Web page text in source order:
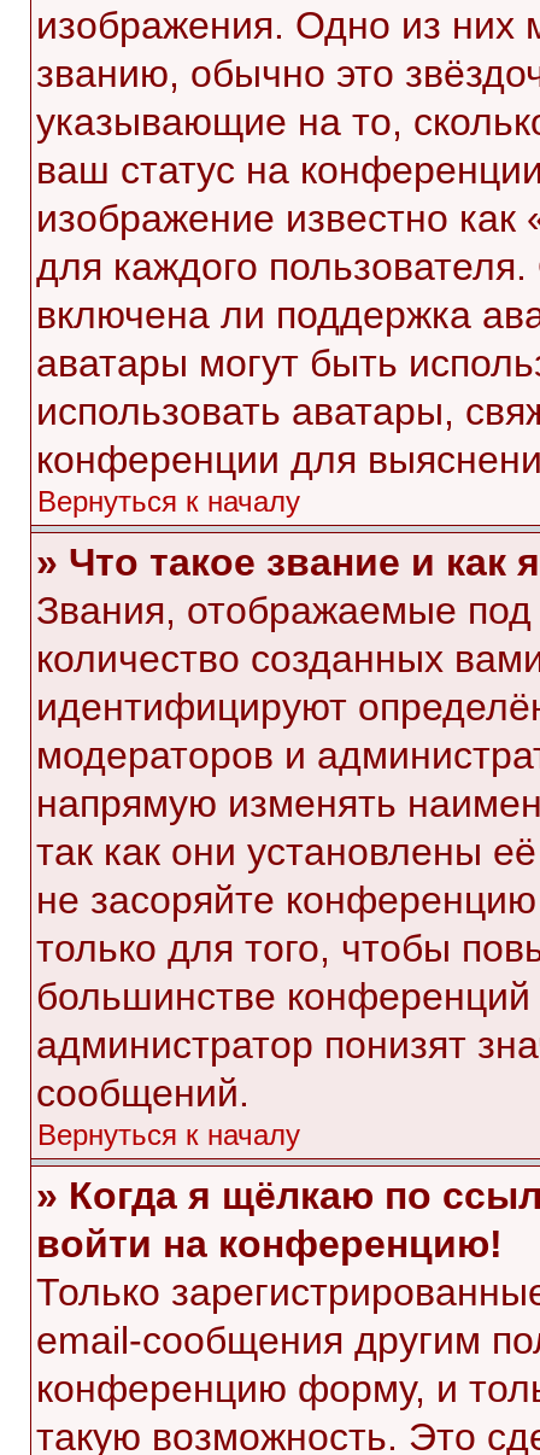
изображения. Одно из них
званию, обычно это
указывающие на то,
ваш статус на
изображение известно
для каждого
включена ли поддержка
аватары могут быть
использовать аватары,
конференции для
Вернуться к началу
» Что такое звание и как
Звания, отображаемые
количество созданных
идентифицируют
модераторов и
напрямую изменять
так как они установлены
не засоряйте
только для того, чтобы
большинстве
администратор понизят
сообщений.
Вернуться к началу
» Когда я щёлкаю по
войти на конференцию!
Только
email-сообщения другим
конференцию форму, и
такую возможность. Это